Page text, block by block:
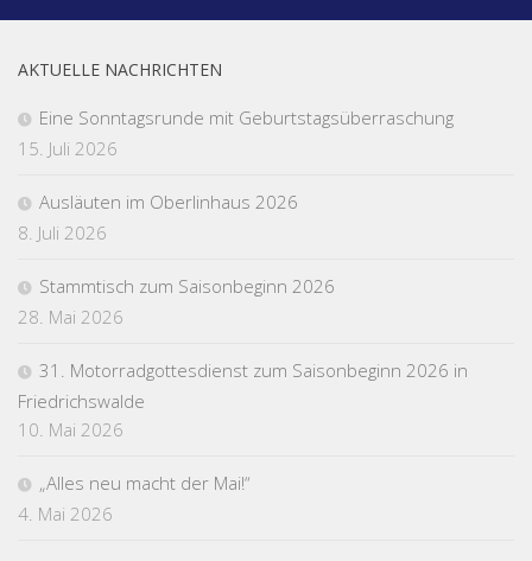
AKTUELLE NACHRICHTEN
Eine Sonntagsrunde mit Geburtstagsüberraschung
15. Juli 2026
Ausläuten im Oberlinhaus 2026
8. Juli 2026
Stammtisch zum Saisonbeginn 2026
28. Mai 2026
31. Motorradgottesdienst zum Saisonbeginn 2026 in
Friedrichswalde
10. Mai 2026
„Alles neu macht der Mai!“
4. Mai 2026